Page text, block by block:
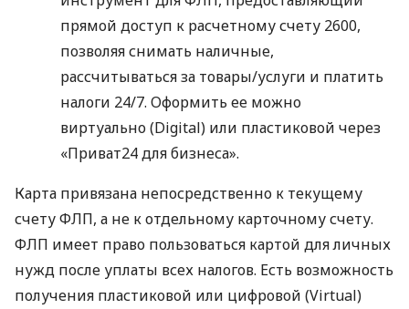
прямой доступ к расчетному счету 2600,
позволяя снимать наличные,
рассчитываться за товары/услуги и платить
налоги 24/7. Оформить ее можно
виртуально (Digital) или пластиковой через
«Приват24 для бизнеса».
Карта привязана непосредственно к текущему
счету ФЛП, а не к отдельному карточному счету.
ФЛП имеет право пользоваться картой для личных
нужд после уплаты всех налогов. Есть возможность
получения пластиковой или цифровой (Virtual)